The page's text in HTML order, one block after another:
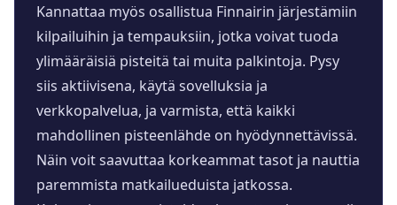
Kannattaa myös osallistua Finnairin järjestämiin
kilpailuihin ja tempauksiin, jotka voivat tuoda
ylimääräisiä pisteitä tai muita palkintoja. Pysy
siis aktiivisena, käytä sovelluksia ja
verkkopalvelua, ja varmista, että kaikki
mahdollinen pisteenlähde on hyödynnettävissä.
Näin voit saavuttaa korkeammat tasot ja nauttia
paremmista matkailueduista jatkossa.